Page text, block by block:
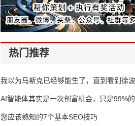
热门推荐
我以为马斯克已经够能生了，直到看到
AI智能体其实是一次创富机会，只是99%
错过了
您应该熟知的7个基本SEO技巧